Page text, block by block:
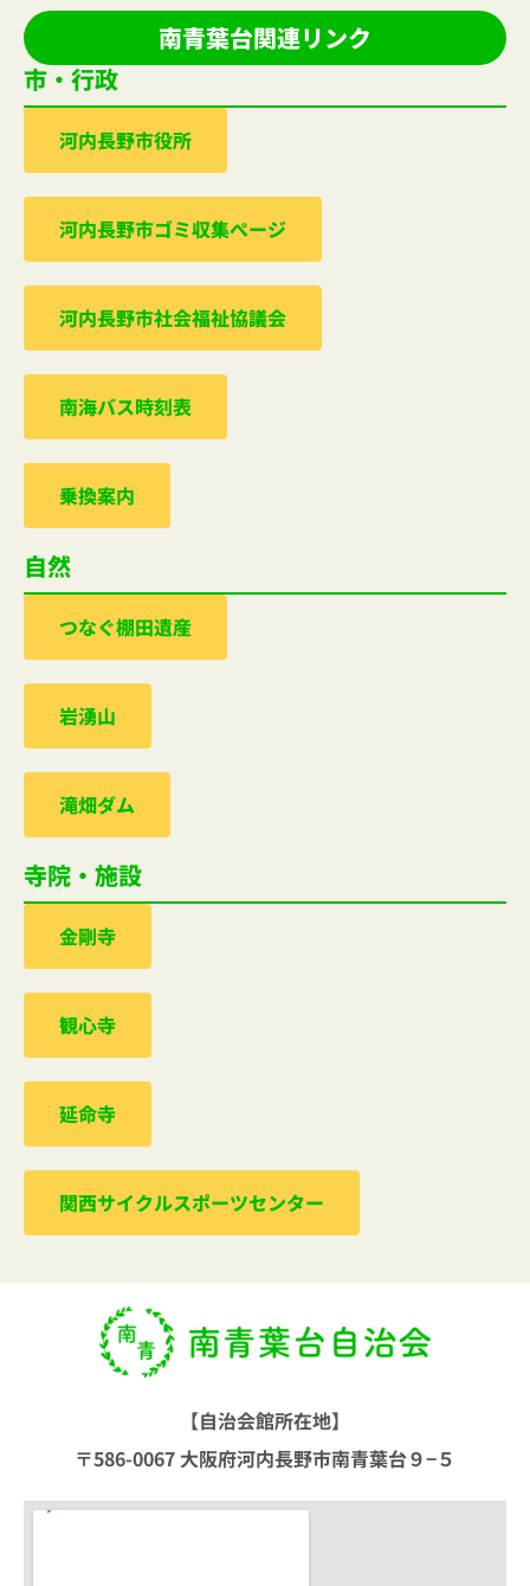
南青葉台関連リンク
市・行政
河内⻑野市役所
河内⻑野市ゴミ収集ぺージ
河内⻑野市社会福祉協議会
南海バス時刻表
乗換案内
自然
つなぐ棚田遺産
岩湧山
滝畑ダム
寺院・施設
金剛寺
観心寺
延命寺
関西サイクルスポーツセンター
【自治会館所在地】
〒586-0067 大阪府河内長野市南青葉台９−５